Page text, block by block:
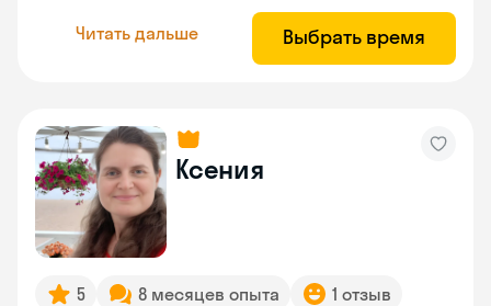
Читать дальше Выбрать время
Ксения
5 8 месяцев опыта 1 отзыв